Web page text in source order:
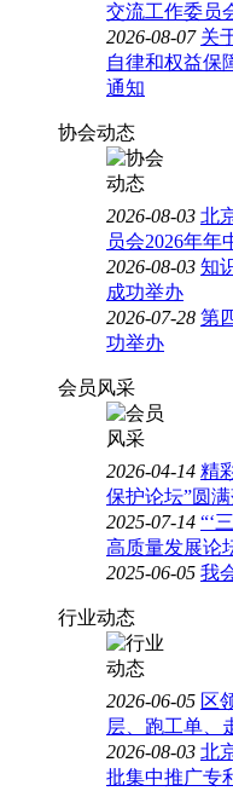
交流工作委员
2026-08-07 关
自律和权益保
通知
协会动态
2026-08-03 北
员会2026年年
2026-08-03 知
成功举办
2026-07-28 第
功举办
会员风采
2026-04-14 精
保护论坛”圆
2025-07-14 “‘
高质量发展论
2025-06-05 我
行业动态
2026-06-05 区
层、跑工单、
2026-08-03 北
批集中推广专